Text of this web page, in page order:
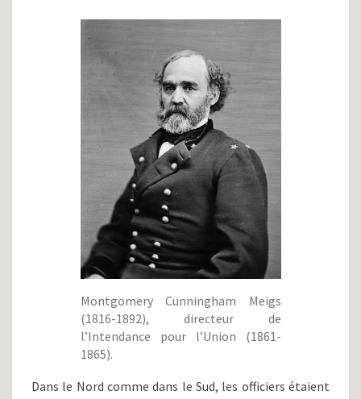
Montgomery Cunningham Meigs
(1816-1892), directeur de
l’Intendance pour l’Union (1861-
1865).
Dans le Nord comme dans le Sud, les officiers étaient